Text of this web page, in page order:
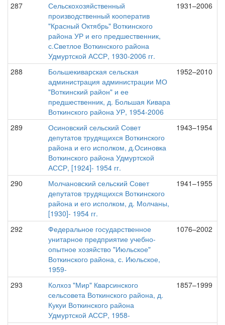
287
Сельскохозяйственный
производственный кооператив
"Красный Октябрь" Воткинского
района УР и его предшественник,
с.Светлое Воткинского района
Удмуртской АССР, 1930-2006 гг.
1931–2006
288
Большекиварская сельская
администрация администрации МО
"Воткинский район" и ее
предшественник, д. Большая Кивара
Воткинского района УР, 1954-2006
1952–2010
289
Осиновский сельский Совет
депутатов трудящихся Воткинского
района и его исполком, д.Осиновка
Воткинского района Удмуртской
АССР, [1924]- 1954 гг.
1943–1954
290
Молчановский сельский Совет
депутатов трудящихся Воткинского
района и его исполком, д. Молчаны,
[1930]- 1954 гг.
1941–1955
292
Федеральное государственное
унитарное предприятие учебно-
опытное хозяйство "Июльское"
Воткинского района, с. Июльское,
1959-
1076–2002
293
Колхоз "Мир" Кварсинского
сельсовета Воткинского района, д.
Кукуи Воткинского района
Удмуртской АССР, 1958-
1857–1999